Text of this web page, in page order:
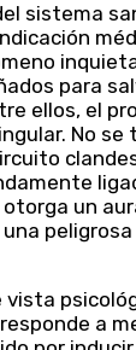
sistema
para
ellos, el
No
un
vista
a